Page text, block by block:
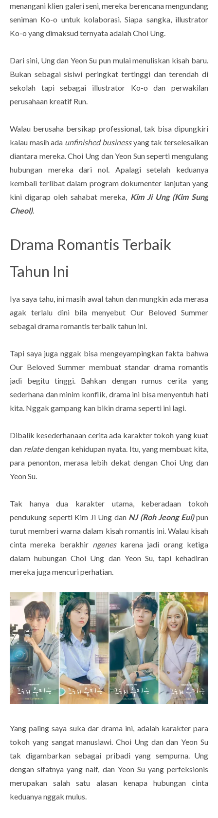
menangani klien galeri seni, mereka berencana mengundang
seniman Ko-o untuk kolaborasi. Siapa sangka, illustrator
Ko-o yang dimaksud ternyata adalah Choi Ung.
Dari sini, Ung dan Yeon Su pun mulai menuliskan kisah baru.
Bukan sebagai sisiwi peringkat tertinggi dan terendah di
sekolah tapi sebagai illustrator Ko-o dan perwakilan
perusahaan kreatif Run.
Walau berusaha bersikap professional, tak bisa dipungkiri
kalau masih ada unfinished businessyang tak terselesaikan
diantara mereka. Choi Ung dan Yeon Sun seperti mengulang
hubungan mereka dari nol. Apalagi setelah keduanya
kembali terlibat dalam program dokumenter lanjutan yang
kini digarap oleh sahabat mereka, Kim Ji Ung (Kim Sung
Cheol).
Drama Romantis Terbaik
Tahun Ini
Iya saya tahu, ini masih awal tahun dan mungkin ada merasa
agak terlalu dini bila menyebut Our Beloved Summer
sebagai drama romantis terbaik tahun ini.
Tapi saya juga nggak bisa mengeyampingkan fakta bahwa
Our Beloved Summer membuat standar drama romantis
jadi begitu tinggi. Bahkan dengan rumus cerita yang
sederhana dan minim konflik, drama ini bisa menyentuh hati
kita. Nggak gampang kan bikin drama seperti ini lagi.
Dibalik kesederhanaan cerita ada karakter tokoh yang kuat
dan relatedengan kehidupan nyata. Itu, yang membuat kita,
para penonton, merasa lebih dekat dengan Choi Ung dan
Yeon Su.
Tak hanya dua karakter utama, keberadaan tokoh
pendukung seperti Kim Ji Ung dan NJ (Roh Jeong Eui)pun
turut memberi warna dalam kisah romantis ini. Walau kisah
cinta mereka berakhir ngeneskarena jadi orang ketiga
dalam hubungan Choi Ung dan Yeon Su, tapi kehadiran
mereka juga mencuri perhatian.
Yang paling saya suka dar drama ini, adalah karakter para
tokoh yang sangat manusiawi. Choi Ung dan dan Yeon Su
tak digambarkan sebagai pribadi yang sempurna. Ung
dengan sifatnya yang naif, dan Yeon Su yang perfeksionis
merupakan salah satu alasan kenapa hubungan cinta
keduanya nggak mulus.